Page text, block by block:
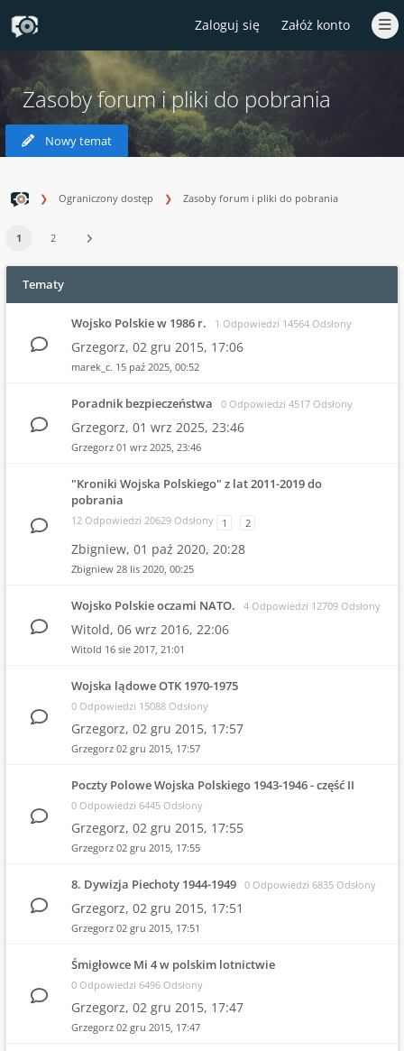
Zaloguj się Załóż konto
Zasoby forum i pliki do pobrania
Nowy temat
Ograniczony dostęp Zasoby forum i pliki do pobrania
1 2
Tematy
Wojsko Polskie w 1986 r. 1 Odpowiedzi 14564 Odsłony
Grzegorz, 02 gru 2015, 17:06
marek_c. 15 paź 2025, 00:52
Poradnik bezpieczeństwa 0 Odpowiedzi 4517 Odsłony
Grzegorz, 01 wrz 2025, 23:46
Grzegorz 01 wrz 2025, 23:46
"Kroniki Wojska Polskiego" z lat 2011-2019 do
pobrania
12 Odpowiedzi 20629 Odsłony 1 2
Zbigniew, 01 paź 2020, 20:28
Zbigniew 28 lis 2020, 00:25
Wojsko Polskie oczami NATO. 4 Odpowiedzi 12709 Odsłony
Witold, 06 wrz 2016, 22:06
Witold 16 sie 2017, 21:01
Wojska lądowe OTK 1970-1975
0 Odpowiedzi 15088 Odsłony
Grzegorz, 02 gru 2015, 17:57
Grzegorz 02 gru 2015, 17:57
Poczty Polowe Wojska Polskiego 1943-1946 - część II
0 Odpowiedzi 6445 Odsłony
Grzegorz, 02 gru 2015, 17:55
Grzegorz 02 gru 2015, 17:55
8. Dywizja Piechoty 1944-1949 0 Odpowiedzi 6835 Odsłony
Grzegorz, 02 gru 2015, 17:51
Grzegorz 02 gru 2015, 17:51
Śmigłowce Mi 4 w polskim lotnictwie
0 Odpowiedzi 6496 Odsłony
Grzegorz, 02 gru 2015, 17:47
Grzegorz 02 gru 2015, 17:47